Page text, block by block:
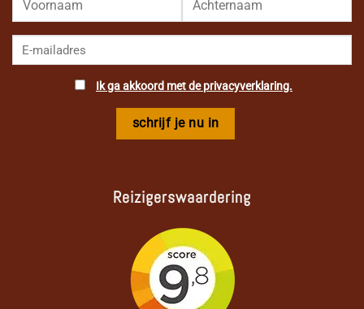
Ik ga akkoord met de privacyverklaring.
Reizigerswaardering